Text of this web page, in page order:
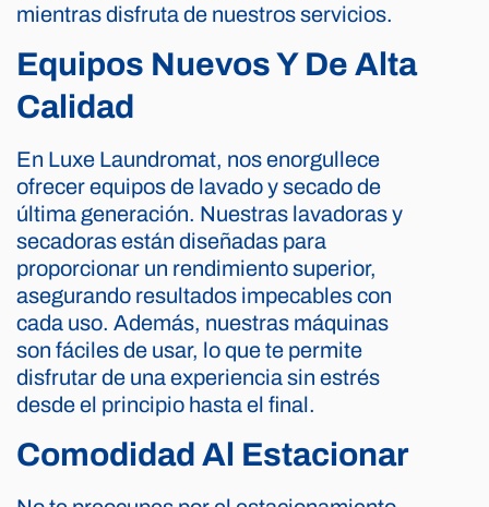
mientras disfruta de nuestros servicios.
Equipos Nuevos Y De Alta
Calidad
En Luxe Laundromat, nos enorgullece
ofrecer equipos de lavado y secado de
última generación. Nuestras lavadoras y
secadoras están diseñadas para
proporcionar un rendimiento superior,
asegurando resultados impecables con
cada uso. Además, nuestras máquinas
son fáciles de usar, lo que te permite
disfrutar de una experiencia sin estrés
desde el principio hasta el final.
Comodidad Al Estacionar